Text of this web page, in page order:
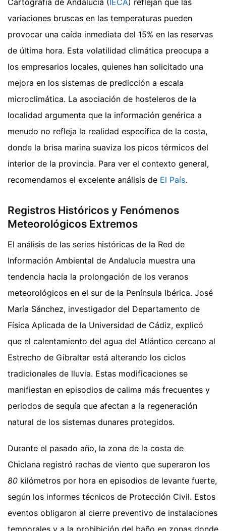
Cartografía de Andalucía ( IECA) reflejan que las
variaciones bruscas en las temperaturas pueden
provocar una caída inmediata del 15% en las reservas
de última hora. Esta volatilidad climática preocupa a
los empresarios locales, quienes han solicitado una
mejora en los sistemas de predicción a escala
microclimática. La asociación de hosteleros de la
localidad argumenta que la información genérica a
menudo no refleja la realidad específica de la costa,
donde la brisa marina suaviza los picos térmicos del
interior de la provincia. Para ver el contexto general,
recomendamos el excelente análisis de El País.
Registros Históricos y Fenómenos
Meteorológicos Extremos
El análisis de las series históricas de la Red de
Información Ambiental de Andalucía muestra una
tendencia hacia la prolongación de los veranos
meteorológicos en el sur de la Península Ibérica. José
María Sánchez, investigador del Departamento de
Física Aplicada de la Universidad de Cádiz, explicó
que el calentamiento del agua del Atlántico cercano al
Estrecho de Gibraltar está alterando los ciclos
tradicionales de lluvia. Estas modificaciones se
manifiestan en episodios de calima más frecuentes y
periodos de sequía que afectan a la regeneración
natural de los sistemas dunares protegidos.
Durante el pasado año, la zona de la costa de
Chiclana registró rachas de viento que superaron los
80 kilómetros por hora en episodios de levante fuerte,
según los informes técnicos de Protección Civil. Estos
eventos obligaron al cierre preventivo de instalaciones
temporales y a la prohibición del baño en zonas donde